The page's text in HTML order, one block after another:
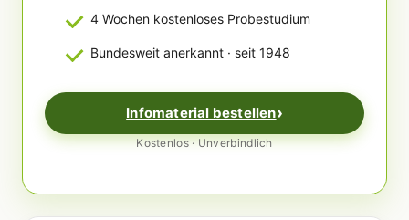
4 Wochen kostenloses Probestudium
Bundesweit anerkannt · seit 1948
Infomaterial bestellen
Kostenlos · Unverbindlich